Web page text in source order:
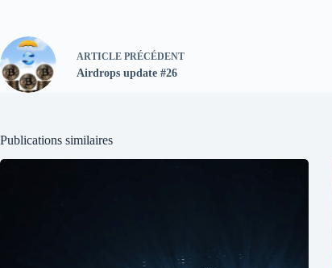
ARTICLE PRÉCÉDENT
Airdrops update #26
Publications similaires